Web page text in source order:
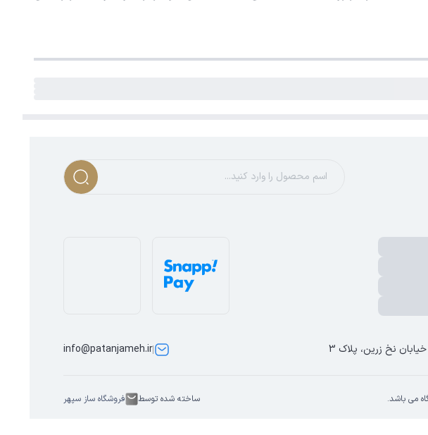
نخ زرین، پلاک 3 info@patanjameh.ir
می باشد. ساخته شده توسط فروشگاه ساز سپهر